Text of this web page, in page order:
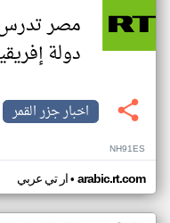
مصر تدرس
دولة
اخبار جزر القمر
NH91ES
ار تي عربي• arabic.rt.com